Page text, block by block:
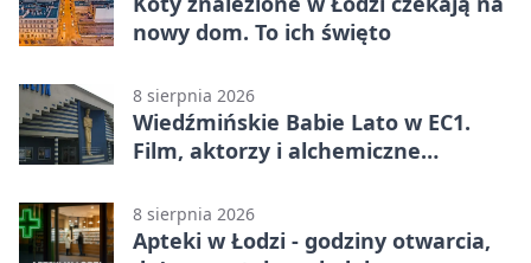
nowy dom. To ich święto
8 sierpnia 2026
Wiedźmińskie Babie Lato w EC1.
Film, aktorzy i alchemiczne
8 sierpnia 2026
Apteki w Łodzi - godziny otwarcia,